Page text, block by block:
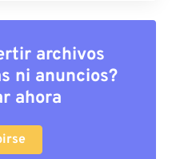
archivos
ni anuncios?
ahora